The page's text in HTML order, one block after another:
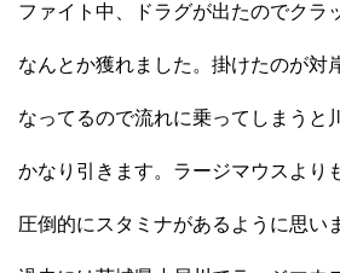
ファイト中、ドラグが出たのでクラ
なんとか獲れました。掛けたのが対
なってるので流れに乗ってしまうと
かなり引きます。ラージマウスより
圧倒的にスタミナがあるように思い